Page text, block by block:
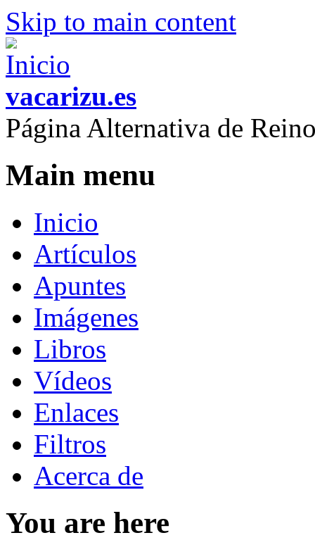
Skip to main content
vacarizu.es
Página Alternativa de
Main menu
Inicio
Artículos
Apuntes
Imágenes
Libros
Vídeos
Enlaces
Filtros
Acerca de
You are here